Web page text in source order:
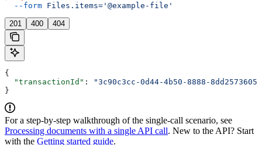
  --form
Files.items='@example-file'
201 400 404
{
  "transactionId"
:
"3c90c3cc-0d44-4b50-8888-
}
For a step-by-step walkthrough of the single-call scenario, see
Processing documents with a single API call. New to the API? Start
with the Getting started guide.